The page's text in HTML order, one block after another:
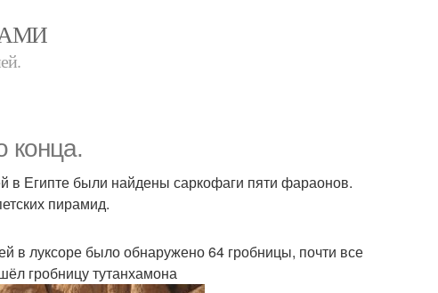
конца.
в Египте были найдены саркофаги пяти фараонов.
пирамид.
в луксоре было обнаружено 64 гробницы, почти все
гробницу тутанхамона